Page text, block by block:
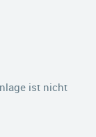
ist nicht